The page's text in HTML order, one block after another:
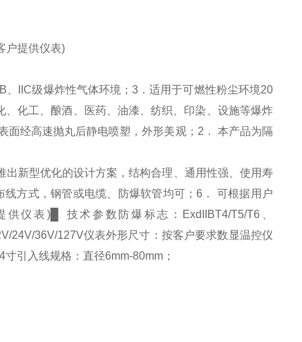
户提供仪表)
IIC级爆炸性气体环境；3．适用于可燃性粉尘环境20
化工、酿酒、医药、油漆、纺织、印染、设施等爆炸
经高速抛丸后静电喷塑，外形美观；2． 本产品为隔
新型优化的设计方案，结构合理、通用性强、使用寿
方式，钢管或电缆、防爆软管均可；6． 可根据用户
仪表)█ 技术参数防爆标志：ExdIIBT4/T5/T6、
24V/36V/127V仪表外形尺寸：按客户要求数显温控仪
引入线规格：直径6mm-80mm；